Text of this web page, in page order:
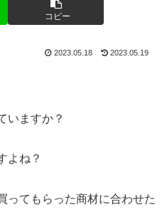
コピー
2023.05.18 2023.05.19
いますか？
よね？
ってもらった商材に合わせた